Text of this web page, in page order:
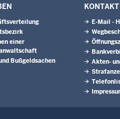
einer
Bußgeldsachen
KONTAKT
E-Mail -
Akten-